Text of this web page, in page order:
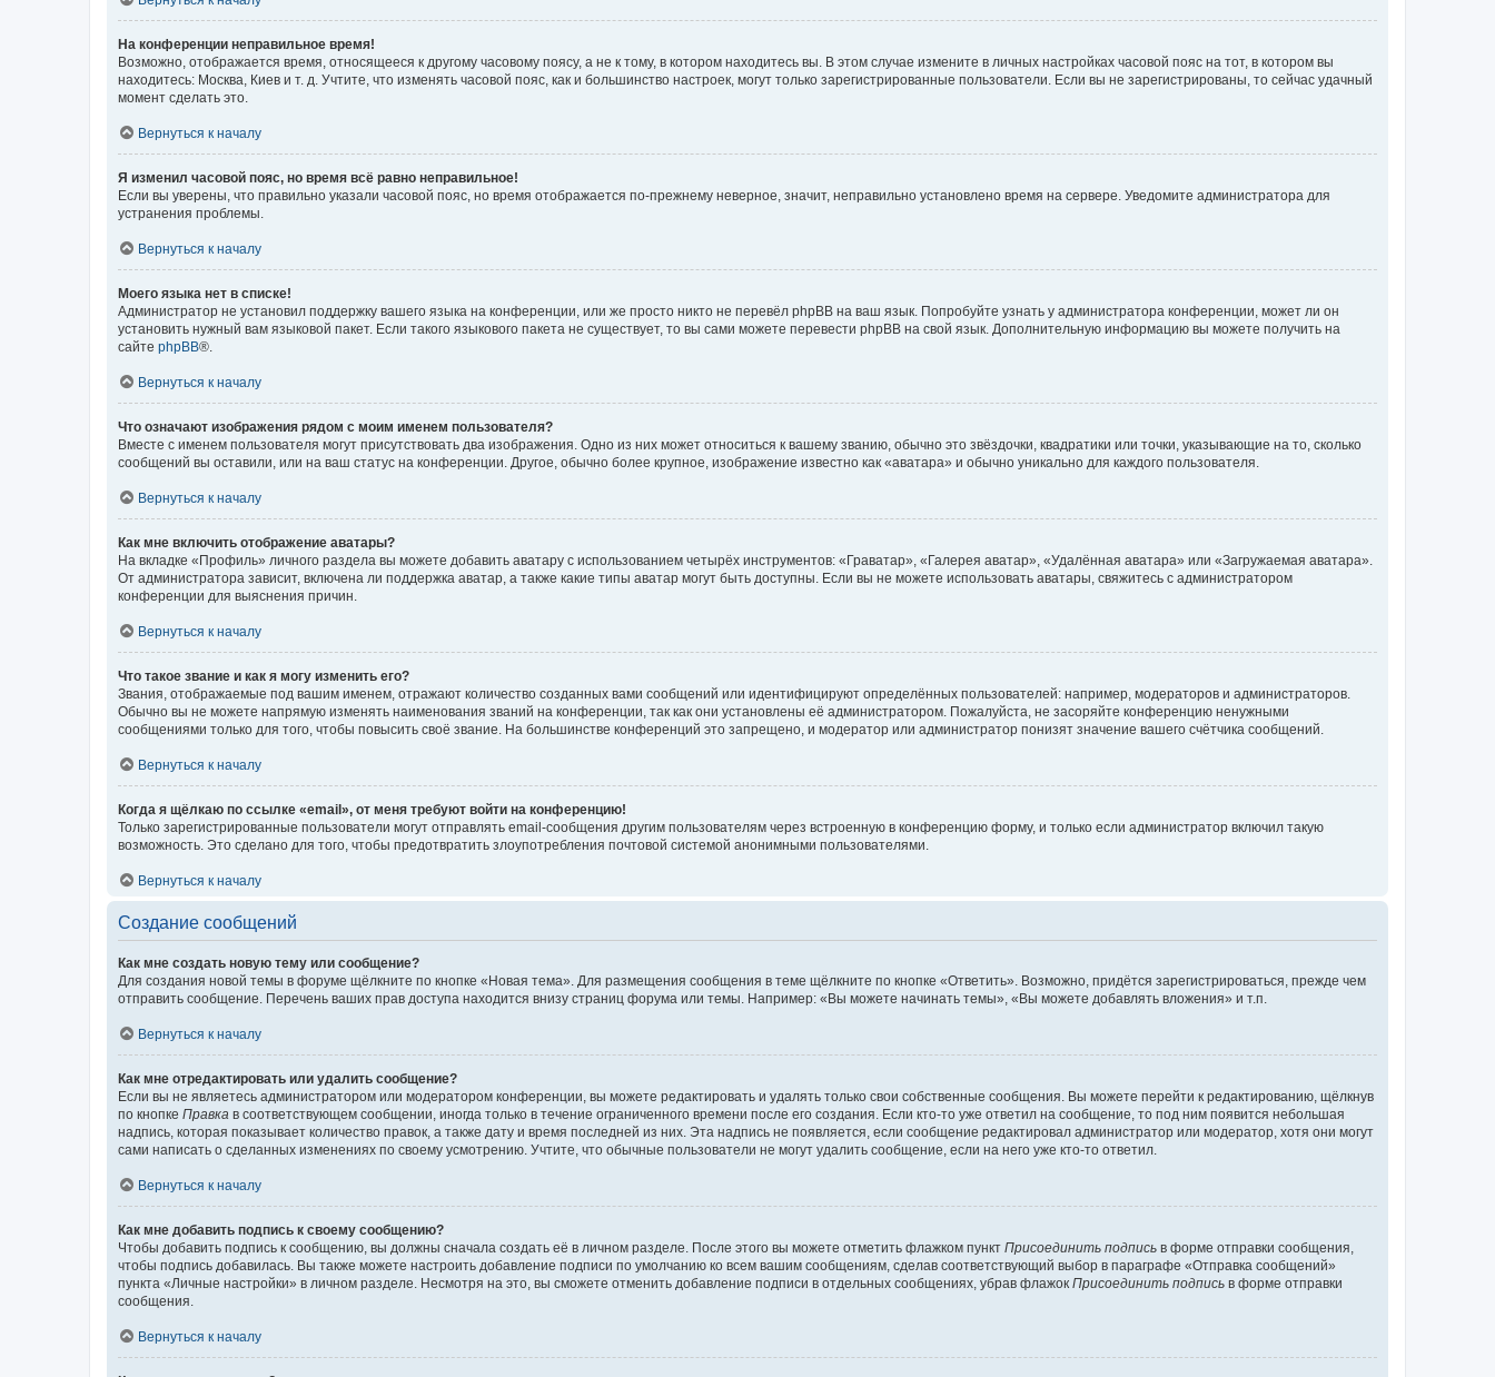
На конференции неправильное время!
Возможно, отображается время, относящееся к другому часовому поясу, а не к тому, в котором находитесь вы. В этом случае измените в личных настройках часовой пояс на тот, в котором вы
находитесь: Москва, Киев и т. д. Учтите, что изменять часовой пояс, как и большинство настроек, могут только зарегистрированные пользователи. Если вы не зарегистрированы, то сейчас удачный
момент сделать это.
Вернуться к началу
Я изменил часовой пояс, но время всё равно неправильное!
Если вы уверены, что правильно указали часовой пояс, но время отображается по-прежнему неверное, значит, неправильно установлено время на сервере. Уведомите администратора для
устранения проблемы.
Вернуться к началу
Моего языка нет в списке!
Администратор не установил поддержку вашего языка на конференции, или же просто никто не перевёл phpBB на ваш язык. Попробуйте узнать у администратора конференции, может ли он
установить нужный вам языковой пакет. Если такого языкового пакета не существует, то вы сами можете перевести phpBB на свой язык. Дополнительную информацию вы можете получить на
сайте phpBB®.
Вернуться к началу
Что означают изображения рядом с моим именем пользователя?
Вместе с именем пользователя могут присутствовать два изображения. Одно из них может относиться к вашему званию, обычно это звёздочки, квадратики или точки, указывающие на то, сколько
сообщений вы оставили, или на ваш статус на конференции. Другое, обычно более крупное, изображение известно как «аватара» и обычно уникально для каждого пользователя.
Вернуться к началу
Как мне включить отображение аватары?
На вкладке «Профиль» личного раздела вы можете добавить аватару с использованием четырёх инструментов: «Граватар», «Галерея аватар», «Удалённая аватара» или «Загружаемая аватара».
От администратора зависит, включена ли поддержка аватар, а также какие типы аватар могут быть доступны. Если вы не можете использовать аватары, свяжитесь с администратором
конференции для выяснения причин.
Вернуться к началу
Что такое звание и как я могу изменить его?
Звания, отображаемые под вашим именем, отражают количество созданных вами сообщений или идентифицируют определённых пользователей: например, модераторов и администраторов.
Обычно вы не можете напрямую изменять наименования званий на конференции, так как они установлены её администратором. Пожалуйста, не засоряйте конференцию ненужными
сообщениями только для того, чтобы повысить своё звание. На большинстве конференций это запрещено, и модератор или администратор понизят значение вашего счётчика сообщений.
Вернуться к началу
Когда я щёлкаю по ссылке «email», от меня требуют войти на конференцию!
Только зарегистрированные пользователи могут отправлять email-сообщения другим пользователям через встроенную в конференцию форму, и только если администратор включил такую
возможность. Это сделано для того, чтобы предотвратить злоупотребления почтовой системой анонимными пользователями.
Вернуться к началу
Создание сообщений
Как мне создать новую тему или сообщение?
Для создания новой темы в форуме щёлкните по кнопке «Новая тема». Для размещения сообщения в теме щёлкните по кнопке «Ответить». Возможно, придётся зарегистрироваться, прежде чем
отправить сообщение. Перечень ваших прав доступа находится внизу страниц форума или темы. Например: «Вы можете начинать темы», «Вы можете добавлять вложения» и т.п.
Вернуться к началу
Как мне отредактировать или удалить сообщение?
Если вы не являетесь администратором или модератором конференции, вы можете редактировать и удалять только свои собственные сообщения. Вы можете перейти к редактированию, щёлкнув
по кнопке Правка в соответствующем сообщении, иногда только в течение ограниченного времени после его создания. Если кто-то уже ответил на сообщение, то под ним появится небольшая
надпись, которая показывает количество правок, а также дату и время последней из них. Эта надпись не появляется, если сообщение редактировал администратор или модератор, хотя они могут
сами написать о сделанных изменениях по своему усмотрению. Учтите, что обычные пользователи не могут удалить сообщение, если на него уже кто-то ответил.
Вернуться к началу
Как мне добавить подпись к своему сообщению?
Чтобы добавить подпись к сообщению, вы должны сначала создать её в личном разделе. После этого вы можете отметить флажком пункт Присоединить подпись в форме отправки сообщения,
чтобы подпись добавилась. Вы также можете настроить добавление подписи по умолчанию ко всем вашим сообщениям, сделав соответствующий выбор в параграфе «Отправка сообщений»
пункта «Личные настройки» в личном разделе. Несмотря на это, вы сможете отменить добавление подписи в отдельных сообщениях, убрав флажок Присоединить подпись в форме отправки
сообщения.
Вернуться к началу